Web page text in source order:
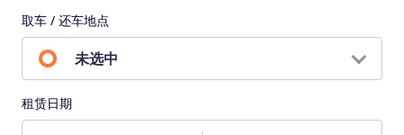
取车 / 还车地点
未选中
租赁日期